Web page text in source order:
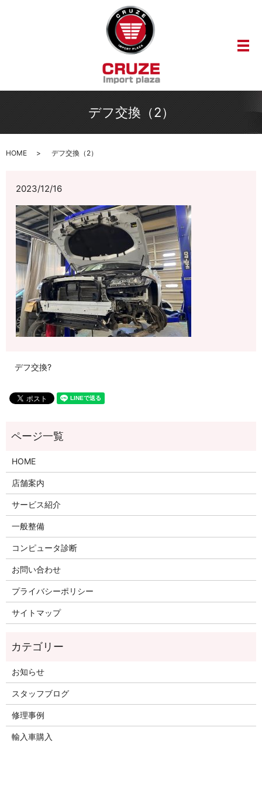
メ
デフ交換（2）
HOME デフ交換（2）
2023/12/16
デフ交換?
HOME
店舗案内
サービス紹介
一般整備
コンピュータ診断
お問い合わせ
プライバシーポリシー
サイトマップ
お知らせ
スタッフブログ
修理事例
輸入車購入